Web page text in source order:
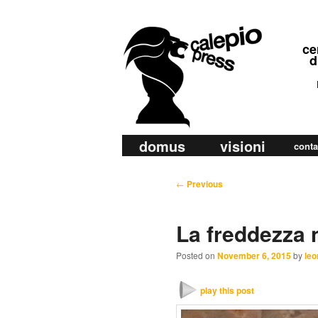
calepio press
©
a
Skip
Skip
secondary
domus visioni
P
n
v
i
← Previous
La freddezza
Posted on November 6, 2015by
play this post